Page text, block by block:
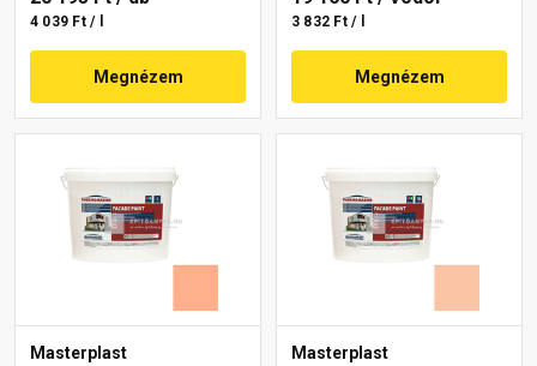
4 039 Ft / l
Megnézem
3 832 Ft / l
Megnézem
Masterplast
Masterplast